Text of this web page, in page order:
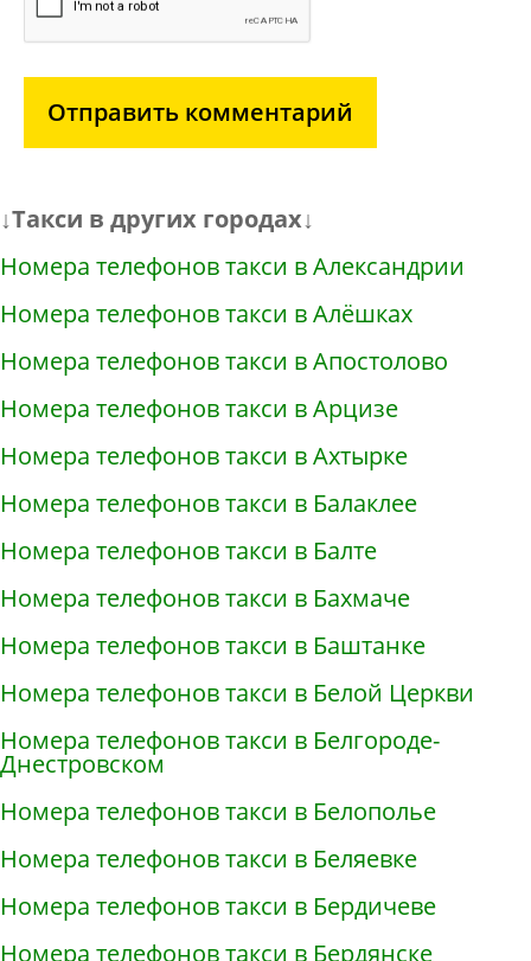
Отправить комментарий
↓Такси в других городах↓
Номера телефонов такси в Александрии
Номера телефонов такси в Алёшках
Номера телефонов такси в Апостолово
Номера телефонов такси в Арцизе
Номера телефонов такси в Ахтырке
Номера телефонов такси в Балаклее
Номера телефонов такси в Балте
Номера телефонов такси в Бахмаче
Номера телефонов такси в Баштанке
Номера телефонов такси в Белой Церкви
Номера телефонов такси в Белгороде-
Днестровском
Номера телефонов такси в Белополье
Номера телефонов такси в Беляевке
Номера телефонов такси в Бердичеве
Номера телефонов такси в Бердянске